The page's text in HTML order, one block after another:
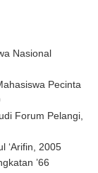
Nasional
Pecinta
Forum Pelangi,
‘Arifin, 2005
’66